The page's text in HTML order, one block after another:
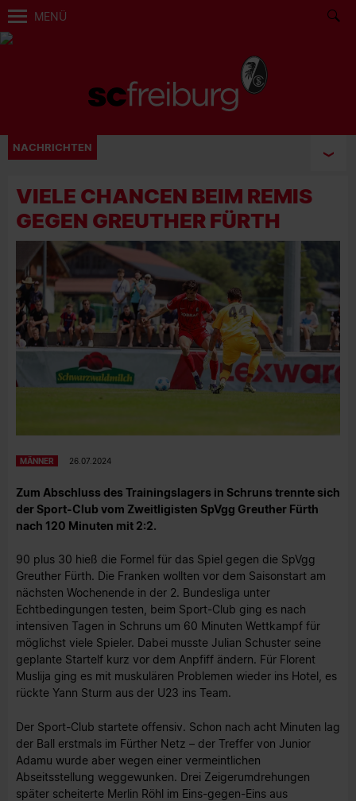
MENÜ
NACHRICHTEN
VIELE CHANCEN BEIM REMIS
GEGEN GREUTHER FÜRTH
MÄNNER 26.07.2024
Zum Abschluss des Trainingslagers in Schruns trennte sich
der Sport-Club vom Zweitligisten SpVgg Greuther Fürth
nach 120 Minuten mit 2:2.
90 plus 30 hieß die Formel für das Spiel gegen die SpVgg
Greuther Fürth. Die Franken wollten vor dem Saisonstart am
nächsten Wochenende in der 2. Bundesliga unter
Echtbedingungen testen, beim Sport-Club ging es nach
intensiven Tagen in Schruns um 60 Minuten Wettkampf für
möglichst viele Spieler. Dabei musste Julian Schuster seine
geplante Startelf kurz vor dem Anpfiff ändern. Für Florent
Muslija ging es mit muskulären Problemen wieder ins Hotel, es
rückte Yann Sturm aus der U23 ins Team.
Der Sport-Club startete offensiv. Schon nach acht Minuten lag
der Ball erstmals im Fürther Netz – der Treffer von Junior
Adamu wurde aber wegen einer vermeintlichen
Abseitsstellung weggewunken. Drei Zeigerumdrehungen
später scheiterte Merlin Röhl im Eins-gegen-Eins aus